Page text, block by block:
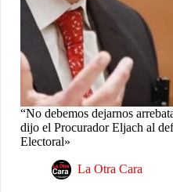
“No debemos dejarnos
dijo el Procurador Eljach al
Electoral»
La Otra Cara